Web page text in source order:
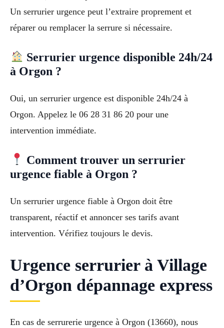
Un serrurier urgence peut l’extraire proprement et
réparer ou remplacer la serrure si nécessaire.
Serrurier urgence disponible 24h/24
à Orgon ?
Oui, un serrurier urgence est disponible 24h/24 à
Orgon. Appelez le 06 28 31 86 20 pour une
intervention immédiate.
Comment trouver un serrurier
urgence fiable à Orgon ?
Un serrurier urgence fiable à Orgon doit être
transparent, réactif et annoncer ses tarifs avant
intervention. Vérifiez toujours le devis.
Urgence serrurier à Village
d’Orgon dépannage express
En cas de serrurerie urgence à Orgon (13660), nous